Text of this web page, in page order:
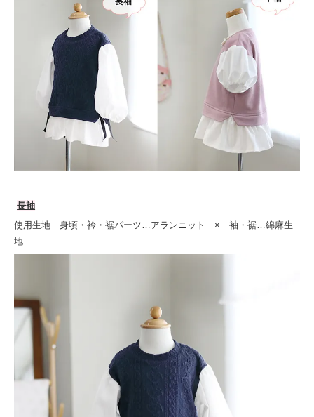
長袖
使用生地 身頃・衿・裾パーツ…アランニット × 袖・裾…綿麻生
地